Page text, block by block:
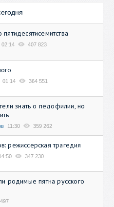
02:14 407 823
01:14 364 551
знать о педофилии, но
11:30 359 262
режиссерская трагедия
347 230
родимые пятна русского